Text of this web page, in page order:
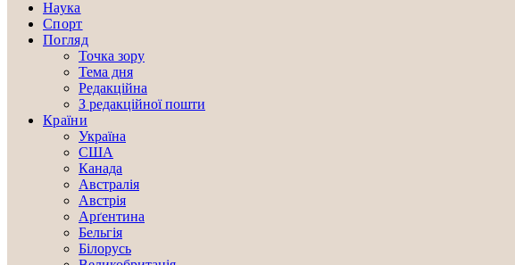
Наука
Спорт
Погляд
Точка зору
Тема дня
Редакційна
З редакційної пошти
Країни
Україна
США
Канада
Австралія
Австрія
Арґентина
Бельгія
Білорусь